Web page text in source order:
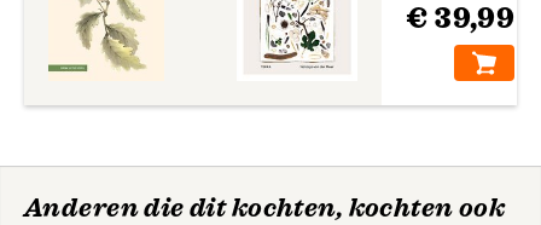
€ 39,99
Anderen die dit kochten, kochten ook